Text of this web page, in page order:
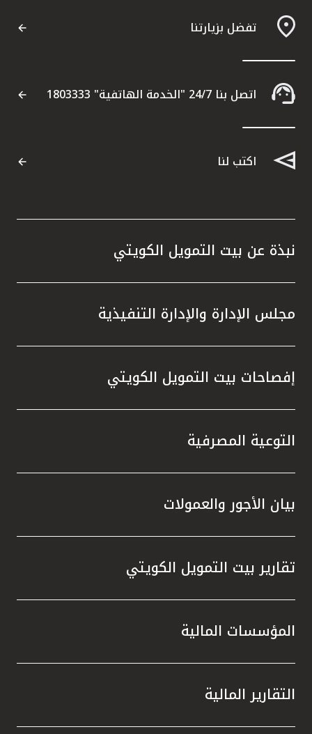
القنوات المصرفية
أدوات وخدمات
خدمات ما بعد البيع
اتصل بنا
تركيا
مصر
المملكة المتحدة
مملكة البحرين
تفضل بزيارتنا
اتصل بنا 24/7 "الخدمة الهاتفية" 1803333
اكتب لنا
نبذة عن بيت التمويل الكويتي
مجلس الإدارة والإدارة التنفيذية
إفصاحات بيت التمويل الكويتي
التوعية المصرفية
بيان الأجور والعمولات
تقارير بيت التمويل الكويتي
المؤسسات المالية
التقارير المالية